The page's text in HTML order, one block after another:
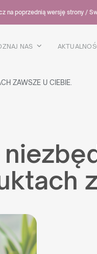
na poprzednią wersję strony /
NAS
ZAWSZE U CIEBIE.